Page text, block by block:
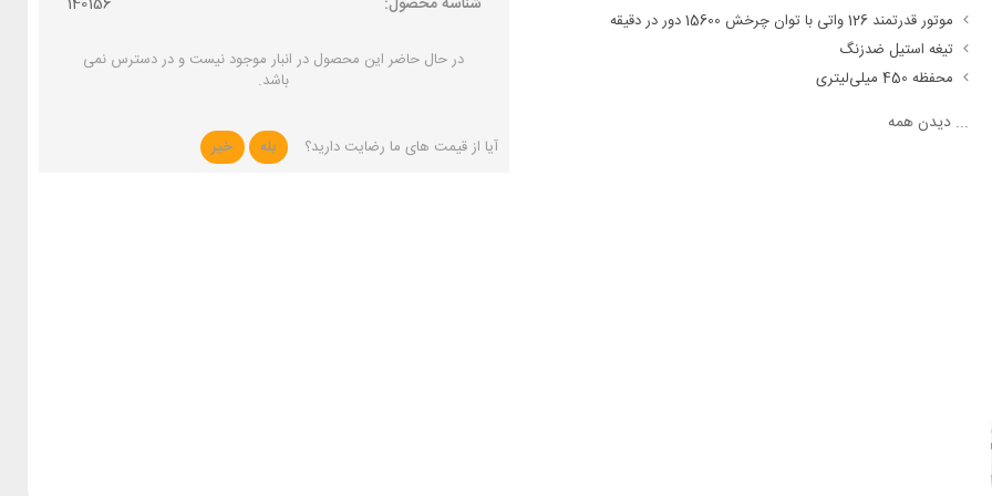
موتور قدرتمند 126 واتی با توان چرخش 15600 دور در دقیقه
تیغه استیل ضدزنگ
محفظه 450 میلی‌لیتری
...دیدن همه
در حال حاضر این محصول در انبار موجود نیست و در دسترس نمی
باشد.
آیا از قیمت های ما رضایت دارید؟ بله خیر